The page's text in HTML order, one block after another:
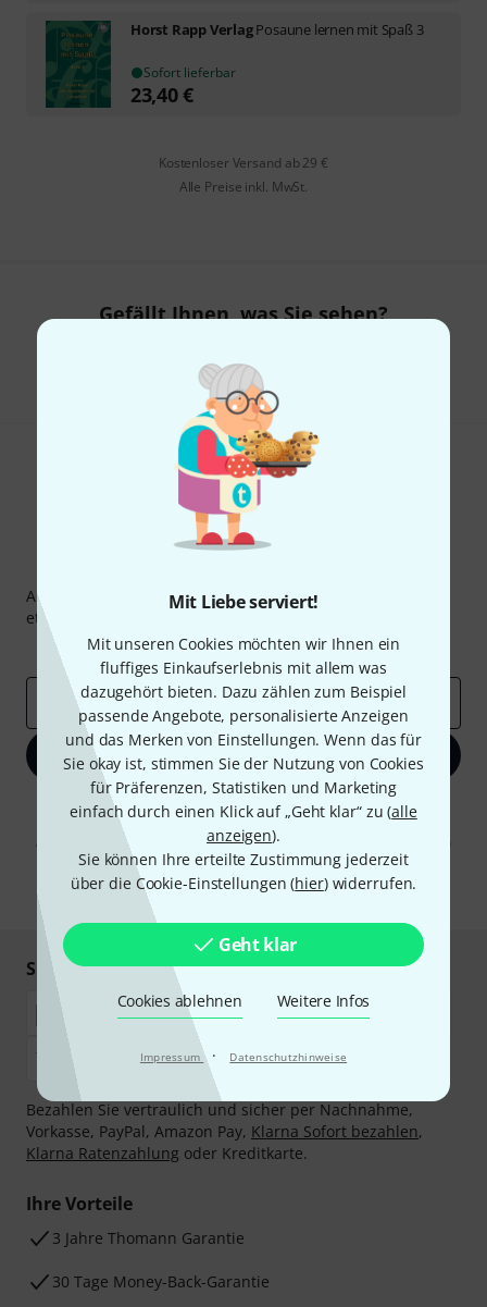
Mit Liebe serviert!
Mit unseren Cookies möchten wir Ihnen ein
fluffiges Einkaufserlebnis mit allem was
dazugehört bieten. Dazu zählen zum Beispiel
passende Angebote, personalisierte Anzeigen
und das Merken von Einstellungen. Wenn das für
Sie okay ist, stimmen Sie der Nutzung von Cookies
für Präferenzen, Statistiken und Marketing
einfach durch einen Klick auf „Geht klar“ zu (alle
anzeigen).
Sie können Ihre erteilte Zustimmung jederzeit
über die Cookie-Einstellungen (hier) widerrufen.
Geht klar
Cookies ablehnen Weitere Infos
Impressum · Datenschutzhinweise
Horst Rapp VerlagPosaune lernen mit Spaß 3
Sofort lieferbar
23,40€
Kostenloser Versand ab 29 €
Alle Preise inkl. MwSt.
Gefällt Ihnen, was Sie sehen?
Hilfe & Feedback
Abonniere den Thomann Newsletter und gewinne mit
etwas Glück einen von
Inspirierende Beiträge
Deals Thomann Insights
E-Mail-Adresse*
Jetzt anmelden
Mit Klick auf „Jetzt anmelden“ stimmen Sie dem Erhalt von E-Mail-
Werbung und einer Messung des E-Mail-Nutzungsverhaltens zu. Die
Abmeldung ist jederzeit möglich. Weitere Informationen finden Sie in
unserenDatenschutzhinweisen.
* Pflichtfeld
Sicher einkaufen & bezahlen
Bezahlen Sie vertraulich und sicher per Nachnahme,
Vorkasse, PayPal, Amazon Pay, Klarna Sofort bezahlen,
Klarna Ratenzahlung oder Kreditkarte.
Ihre Vorteile
3 Jahre Thomann Garantie
30 Tage Money-Back-Garantie